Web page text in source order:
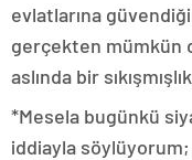
evlatlarına
gerçekten mümkün
aslında bir sıkışmışlık.
*Mesela bugünkü
iddiayla